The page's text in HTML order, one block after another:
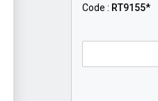
Code : RT9155*